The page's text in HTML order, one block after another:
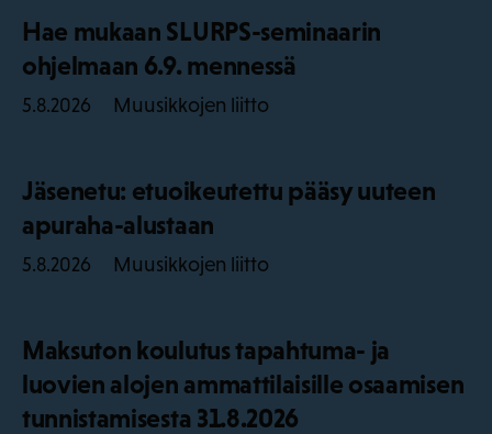
Hae mukaan SLURPS-seminaarin
ohjelmaan 6.9. mennessä
5.8.2026 Muusikkojen liitto
Jäsenetu: etuoikeutettu pääsy uuteen
apuraha-alustaan
5.8.2026 Muusikkojen liitto
Maksuton koulutus tapahtuma- ja
luovien alojen ammattilaisille osaamisen
tunnistamisesta 31.8.2026